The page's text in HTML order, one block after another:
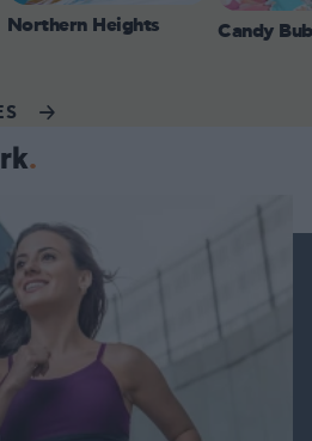
Northern Heights Candy